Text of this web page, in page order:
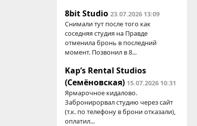
8bit Studio 23.07.2026 13:09
Снимали тут после того как
соседняя студия на Правде
отменила бронь в последний
момент. Позвонил в 8...
Kap’s Rental Studios
(Семёновская) 15.07.2026 10:31
Ярмарочное кидалово.
Забронирорвал студию через сайт
(т.к. по телефону в брони отказали),
оплатил...